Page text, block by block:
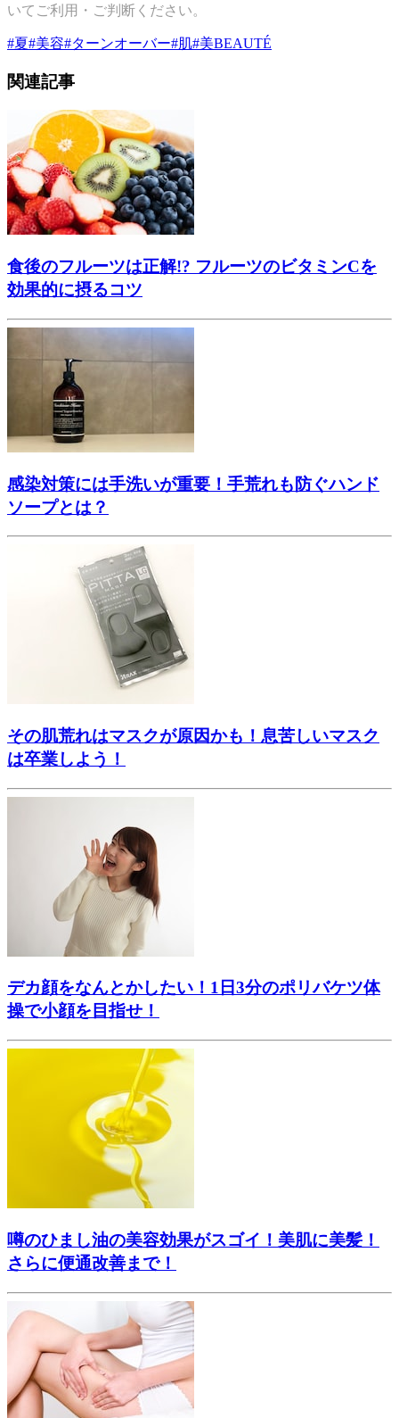
いてご利用・ご判断ください。
#夏#美容#ターンオーバー#肌#美BEAUTÉ
関連記事
食後のフルーツは正解!? フルーツのビタミンCを
効果的に摂るコツ
感染対策には手洗いが重要！手荒れも防ぐハンド
ソープとは？
その肌荒れはマスクが原因かも！息苦しいマスク
は卒業しよう！
デカ顔をなんとかしたい！1日3分のポリバケツ体
操で小顔を目指せ！
噂のひまし油の美容効果がスゴイ！美肌に美髪！
さらに便通改善まで！